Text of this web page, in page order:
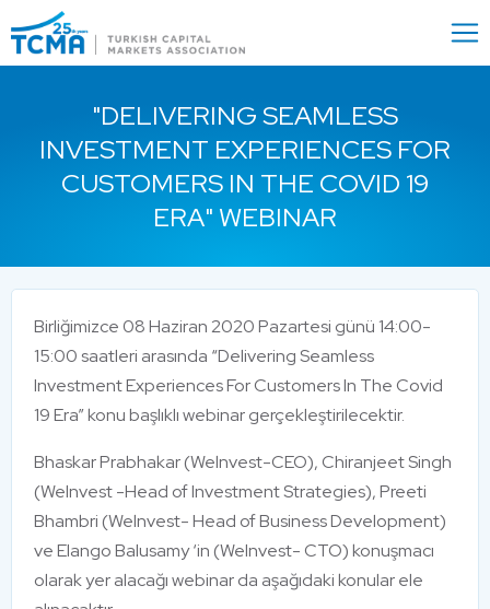
Close
"DELIVERING SEAMLESS
INVESTMENT EXPERIENCES FOR
CUSTOMERS IN THE COVID 19
ERA" WEBINAR
Birliğimizce 08 Haziran 2020 Pazartesi günü 14:00-
15:00 saatleri arasında “Delivering Seamless
Investment Experiences For Customers In The Covid
19 Era” konu başlıklı webinar gerçekleştirilecektir.
Bhaskar Prabhakar (Welnvest-CEO), Chiranjeet Singh
(Welnvest -Head of Investment Strategies), Preeti
Bhambri (Welnvest- Head of Business Development)
ve Elango Balusamy ‘in (Welnvest- CTO) konuşmacı
olarak yer alacağı webinar da aşağıdaki konular ele